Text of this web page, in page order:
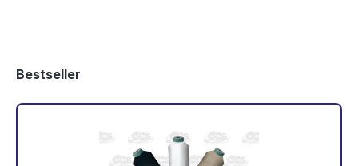
Bestseller